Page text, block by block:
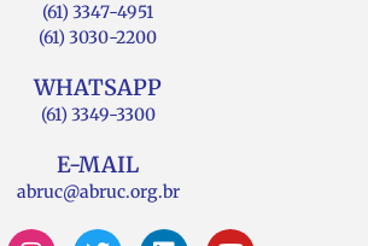
(61) 3347-4951
(61) 3030-2200
WHATSAPP
(61) 3349-3300
E-MAIL
abruc@abruc.org.br